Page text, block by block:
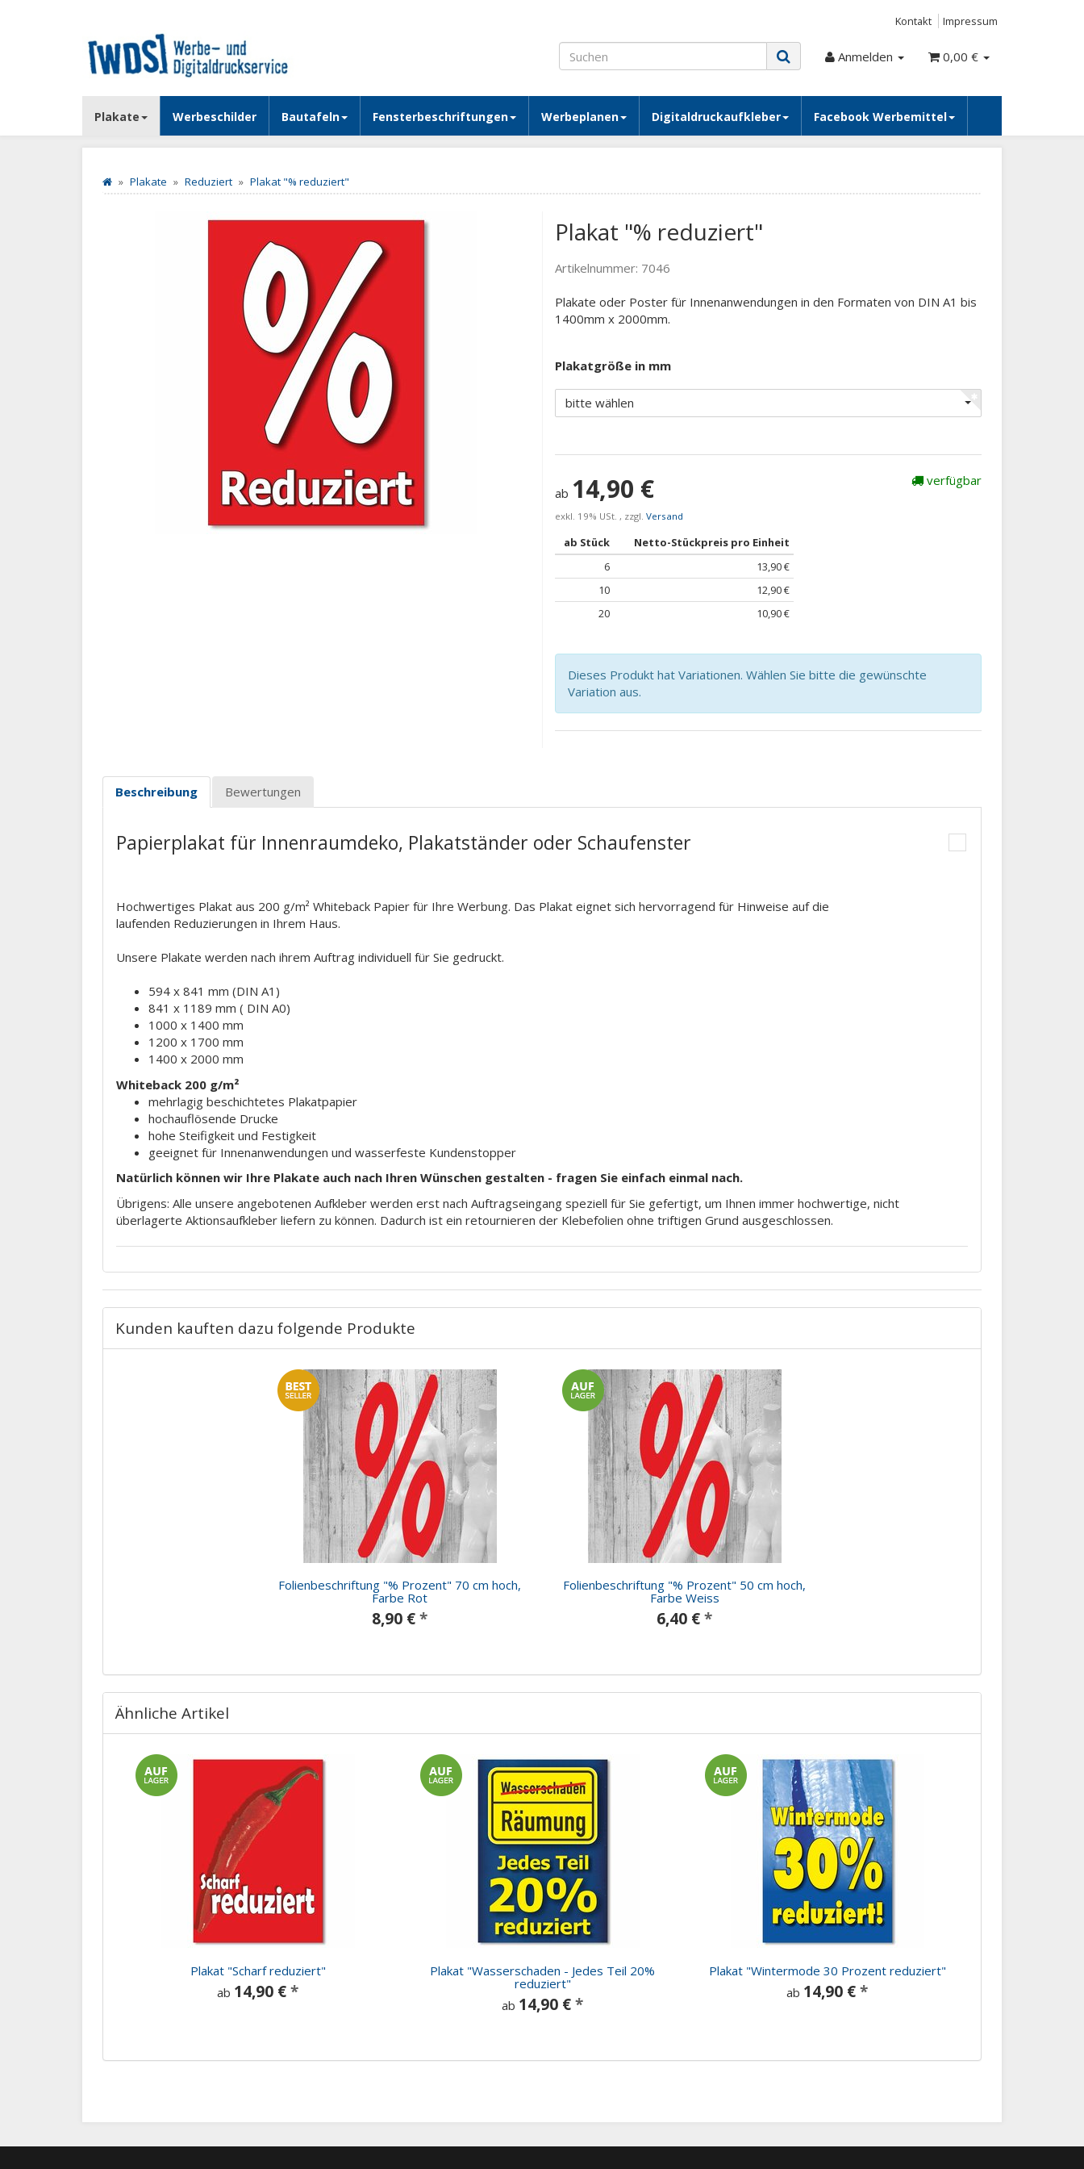
Kontakt Impressum
Anmelden 0,00 €
Plakate Werbeschilder Bautafeln Fensterbeschriftungen Werbeplanen Digitaldruckaufkleber Facebook Werbemittel
Plakate Reduziert Plakat "% reduziert"
Plakat "% reduziert"
Artikelnummer: 7046
Plakate oder Poster für Innenanwendungen in den Formaten von DIN A1 bis
1400mm x 2000mm.
Plakatgröße in mm
bitte wählen
ab 14,90 €
exkl. 19% USt. , zzgl. Versand
ab Stück
Netto-Stückpreis pro Einheit
6
13,90 €
10
12,90 €
20
10,90 €
verfügbar
Dieses Produkt hat Variationen. Wählen Sie bitte die gewünschte
Variation aus.
Beschreibung Bewertungen
Papierplakat für Innenraumdeko, Plakatständer oder Schaufenster
Hochwertiges Plakat aus 200 g/m² Whiteback Papier für Ihre Werbung. Das Plakat eignet sich hervorragend für Hinweise auf die
laufenden Reduzierungen in Ihrem Haus.
Unsere Plakate werden nach ihrem Auftrag individuell für Sie gedruckt.
594 x 841 mm (DIN A1)
841 x 1189 mm ( DIN A0)
1000 x 1400 mm
1200 x 1700 mm
1400 x 2000 mm
Whiteback 200 g/m²
mehrlagig beschichtetes Plakatpapier
hochauflösende Drucke
hohe Steifigkeit und Festigkeit
geeignet für Innenanwendungen und wasserfeste Kundenstopper
Natürlich können wir Ihre Plakate auch nach Ihren Wünschen gestalten - fragen Sie einfach einmal nach.
Übrigens: Alle unsere angebotenen Aufkleber werden erst nach Auftragseingang speziell für Sie gefertigt, um Ihnen immer hochwertige, nicht
überlagerte Aktionsaufkleber liefern zu können. Dadurch ist ein retournieren der Klebefolien ohne triftigen Grund ausgeschlossen.
Kunden kauften dazu folgende Produkte
Folienbeschriftung "% Prozent" 70 cm hoch,
Farbe Rot
8,90 €*
Folienbeschriftung "% Prozent" 50 cm hoch,
Farbe Weiss
6,40 €*
Ähnliche Artikel
Plakat "Scharf reduziert"
ab 14,90 €*
Plakat "Wasserschaden - Jedes Teil 20%
reduziert"
ab 14,90 €*
Plakat "Wintermode 30 Prozent reduziert"
ab 14,90 €*